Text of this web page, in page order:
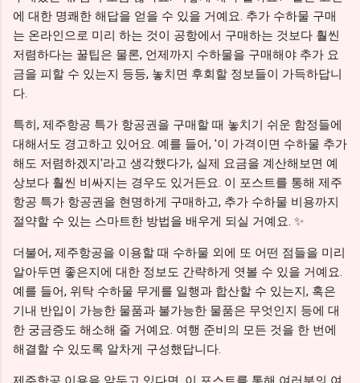
에 대한 명쾌한 해답을 얻을 수 있을 거예요. 추가 수하물 구매
는 온라인으로 미리 하는 것이 공항에서 구매하는 것보다 훨씬
저렴하다는 꿀팁은 물론, 언제까지 수하물을 구매해야 추가 요
금을 피할 수 있는지 등등, 놓치면 후회할 정보들이 가득하답니
다.
특히, 제주항공 특가 항공권을 구매할 때 놓치기 쉬운 함정들에
대해서도 경고하고 있어요. 예를 들어, '이 가격이면 수하물 추가
해도 저렴하겠지'라고 생각했다가, 실제 요금을 계산해보면 예
상보다 훨씬 비싸지는 경우도 있거든요. 이 포스트를 통해 제주
항공 특가 항공권을 현명하게 구매하고, 추가 수하물 비용까지
절약할 수 있는 스마트한 방법을 배우게 되실 거예요. ✨
더불어, 제주항공을 이용할 때 수하물 외에 또 어떤 점들을 미리
알아두면 좋은지에 대한 정보도 간략하게 엿볼 수 있을 거예요.
예를 들어, 위탁 수하물 무게를 일행과 합산할 수 있는지, 혹은
기내 반입이 가능한 물품과 불가능한 물품은 무엇인지 등에 대
한 궁금증도 해소해 줄 거예요. 여행 준비의 모든 것을 한 번에
해결할 수 있도록 알차게 구성했답니다.